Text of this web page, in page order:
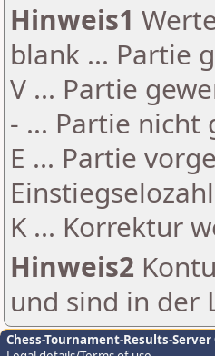
Hinweis1
blank ... Partie
V ... Partie
- ... Partie nicht
E ... Partie
K ... Korrektur
Hinweis2
und sind in der
Chess-Tournament-Results-Server